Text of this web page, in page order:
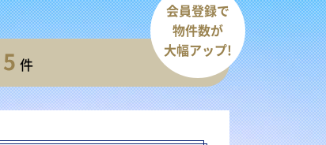
5 件
会員登録で
物件数が
大幅アップ!